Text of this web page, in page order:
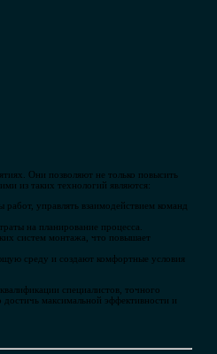
Они позволяют не только повысить
из таких технологий являются:
управлять взаимодействием команд
на планирование процесса.
систем монтажа, что повышает
среду и создают комфортные условия
специалистов, точного
максимальной эффективности и